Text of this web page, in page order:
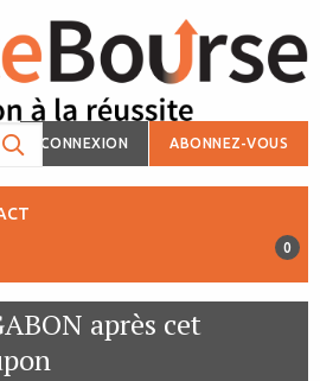
CONNEXION ABONNEZ-VOUS
0
après cet